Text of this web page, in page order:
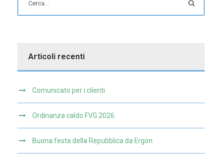
Articoli recenti
Comunicato per i clienti
Ordinanza caldo FVG 2026
Buona festa della Repubblica da Ergon